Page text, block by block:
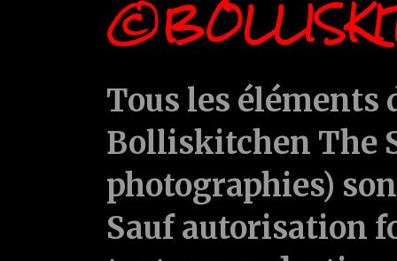
Tous les
Bolliskitchen The
photographies)
Sauf autorisation